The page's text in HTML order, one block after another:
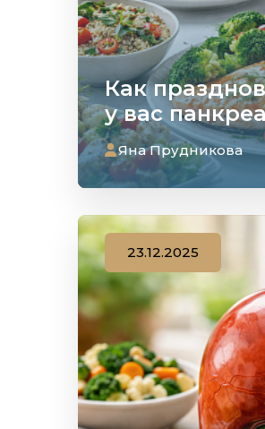
Как
у вас
Яна Прудникова
23.12.2025